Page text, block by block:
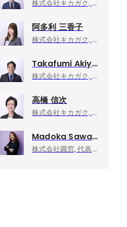
株式会社キカガク, 執行役員 研究開発責任者兼新規事業開発室
阿多利 三香子
株式会社キカガク, コーポレート部・マネージャー
Takafumi Akiyama
株式会社キカガク, 執行役員CRO
高橋 信次
株式会社キカガク, CTO 室
Madoka Sawa
株式会社圓窓, 代表取締役